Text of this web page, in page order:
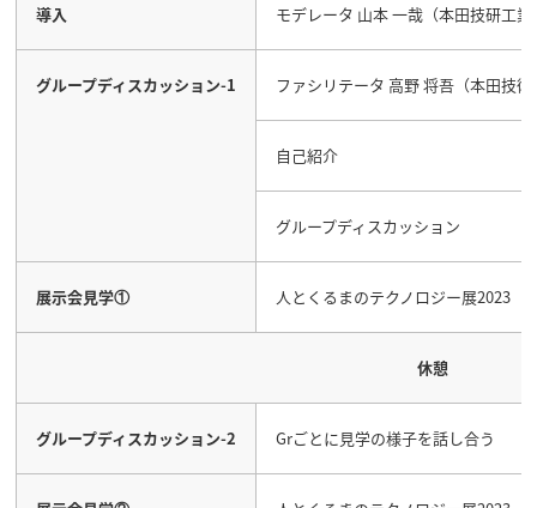
導入 モデレータ 山本 一哉（本田技研工業
グループディスカッション-1 ファシリテータ 高野 将吾（本田技
自己紹介
グループディスカッション
展示会見学① 人とくるまのテクノロジー展2023（
休憩
グループディスカッション-2 Grごとに見学の様子を話し合う